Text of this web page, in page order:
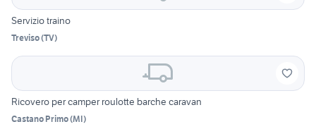
Servizio traino
Treviso(TV)
Ricovero per camper roulotte barche caravan
Castano Primo(MI)